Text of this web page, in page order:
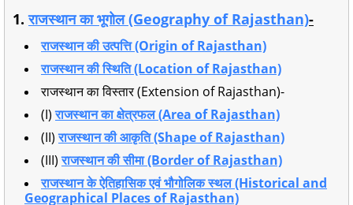
1.राजस्थान का भूगोल (Geography of Rajasthan)-
राजस्थान की उत्पत्ति (Origin of Rajasthan)
राजस्थान की स्थिति (Location of Rajasthan)
राजस्थान का विस्तार (Extension of Rajasthan)-
(I)राजस्थान का क्षेत्रफल (Area of Rajasthan)
(II)राजस्थान की आकृति (Shape of Rajasthan)
(III)राजस्थान की सीमा (Border of Rajasthan)
राजस्थान के ऐतिहासिक एवं भौगोलिक स्थल (Historical and
Geographical Places of Rajasthan)